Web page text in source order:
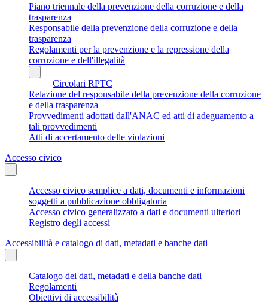
Piano triennale della prevenzione della corruzione e della
trasparenza
Responsabile della prevenzione della corruzione e della
trasparenza
Regolamenti per la prevenzione e la repressione della
corruzione e dell'illegalità
Circolari RPTC
Relazione del responsabile della prevenzione della corruzione
e della trasparenza
Provvedimenti adottati dall'ANAC ed atti di adeguamento a
tali provvedimenti
Atti di accertamento delle violazioni
Accesso civico
Accesso civico semplice a dati, documenti e informazioni
soggetti a pubblicazione obbligatoria
Accesso civico generalizzato a dati e documenti ulteriori
Registro degli accessi
Accessibilità e catalogo di dati, metadati e banche dati
Catalogo dei dati, metadati e della banche dati
Regolamenti
Obiettivi di accessibilità